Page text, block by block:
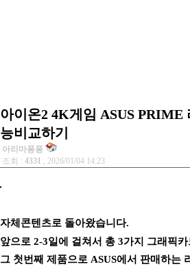
아이온2 4K게임 ASUS PRIME
능비교하기
아리마퐁퐁
조회 : 4331 , 2026/01/04 14:23
자체콘텐츠로 돌아왔습니다.
앞으로 2-3일에 걸쳐서 총 3가지 그래픽
그 첫번째 제품으로 ASUS에서 판매하는